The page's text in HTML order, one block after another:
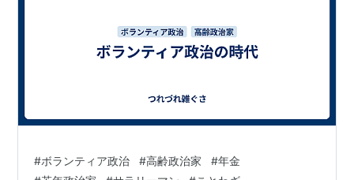
#ボランティア政治 #高齢政治家 #年金